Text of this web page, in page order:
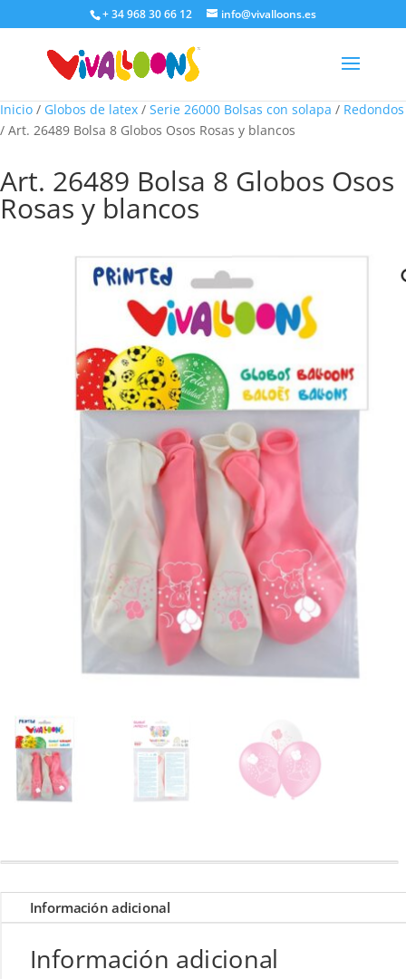
+ 34 968 30 66 12 info@vivalloons.es
Inicio / Globos de latex / Serie 26000 Bolsas con solapa / Redondos
/ Art. 26489 Bolsa 8 Globos Osos Rosas y blancos
Art. 26489 Bolsa 8 Globos Osos
Rosas y blancos
Información adicional
Información adicional